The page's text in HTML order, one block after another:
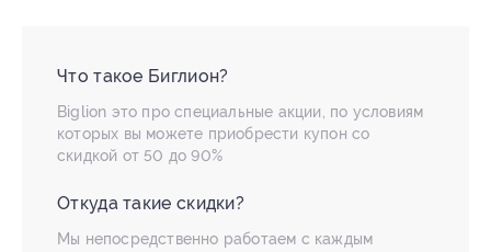
Что такое Биглион?
Biglion это про специальные акции, по условиям
которых вы можете приобрести купон со
скидкой от 50 до 90%
Откуда такие скидки?
Мы непосредственно работаем с каждым